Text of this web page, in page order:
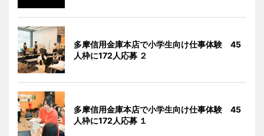
多摩信用金庫本店で小学生向け仕事体験 45
人枠に172人応募 ２
多摩信用金庫本店で小学生向け仕事体験 45
人枠に172人応募 １